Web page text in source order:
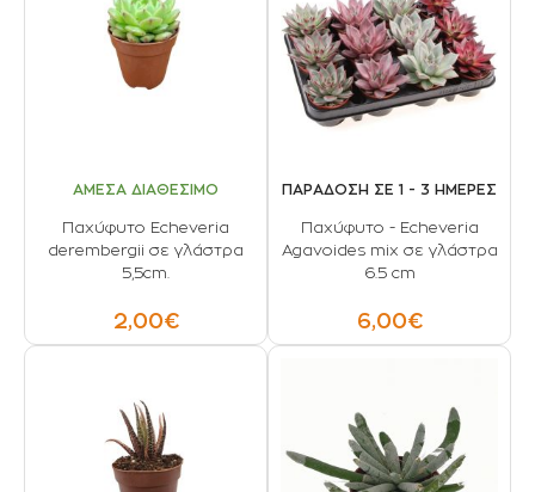
ΑΜΕΣΑ ΔΙΑΘΕΣΙΜΟ
Παχύφυτο Echeveria
derembergii σε γλάστρα
5,5cm.
2,00€
ΠΑΡΑΔΟΣΗ ΣΕ 1 - 3 ΗΜΕΡΕΣ
Παχύφυτο - Echeveria
Agavoides mix σε γλάστρα
6.5 cm
6,00€